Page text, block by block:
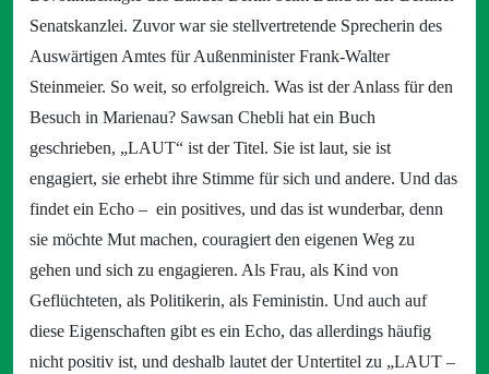
Senatskanzlei. Zuvor war sie stellvertretende Sprecherin des
Auswärtigen Amtes für Außenminister Frank-Walter
Steinmeier. So weit, so erfolgreich. Was ist der Anlass für den
Besuch in Marienau? Sawsan Chebli hat ein Buch
geschrieben, „LAUT“ ist der Titel. Sie ist laut, sie ist
engagiert, sie erhebt ihre Stimme für sich und andere. Und das
findet ein Echo – ein positives, und das ist wunderbar, denn
sie möchte Mut machen, couragiert den eigenen Weg zu
gehen und sich zu engagieren. Als Frau, als Kind von
Geflüchteten, als Politikerin, als Feministin. Und auch auf
diese Eigenschaften gibt es ein Echo, das allerdings häufig
nicht positiv ist, und deshalb lautet der Untertitel zu „LAUT –